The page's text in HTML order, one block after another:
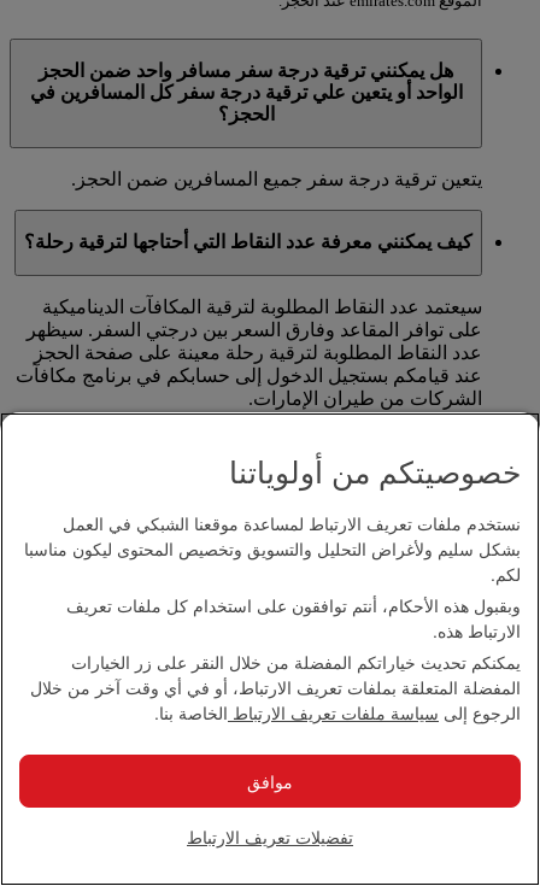
هل يمكنني ترقية درجة سفر مسافر واحد ضمن الحجز
الواحد أو يتعين علي ترقية درجة سفر كل المسافرين في
الحجز؟
يتعين ترقية درجة سفر جميع المسافرين ضمن الحجز.
كيف يمكنني معرفة عدد النقاط التي أحتاجها لترقية رحلة؟
سيعتمد عدد النقاط المطلوبة لترقية المكافآت الديناميكية
على توافر المقاعد وفارق السعر بين درجتي السفر. سيظهر
عدد النقاط المطلوبة لترقية رحلة معينة على صفحة الحجز
عند قيامكم بستجيل الدخول إلى حسابكم في برنامج مكافآت
الشركات من طيران الإمارات.
هل يتعين علي دفع رسوم إضافية عند ترقية درجة الحجز
الخاص بي باستخدام نقاط مكافآت الشركات؟
قد توجد ضرائب أو رسوم إضافية عند ترقية درجة السفر
إضافية يتعين دفعها، سنخبركم عنها عند ترقية حجزكم،
ويمكنكم دفع الضرائب أو الرسوم الإضافية عبر الإنترنت عن
طريق بطاقة الائتمان أثناء عملية الترقية.
ما الذي سأحصل عليه عندما أقوم بترقية حجز باستخدام
نقاطي؟
ستكونون قادرين على التمتع بجميع مزايا درجة السفر التي تم
الترقية إليها، بما في ذلك وزن الأمتعة الإضافي، وإمكانية
الدخول إلى الصالةوخدمة السيارة مع سائق
ستظل سارية المفعول في جميع الأوقات. لذلك إذا كانت
خصوصيتكم من أولوياتنا
نستخدم ملفات تعريف الارتباط لمساعدة موقعنا الشبكي في العمل
بشكل سليم ولأغراض التحليل والتسويق وتخصيص المحتوى ليكون مناسبا
لكم.
وبقبول هذه الأحكام، أنتم توافقون على استخدام كل ملفات تعريف
الارتباط هذه.
يمكنكم تحديث خياراتكم المفضلة من خلال النقر على زر الخيارات
المفضلة المتعلقة بملفات تعريف الارتباط، أو في أي وقت آخر من خلال
الرجوع إلى سياسة ملفات تعريف الارتباط الخاصة بنا.
تفضيلات تعريف الارتباط
موافق